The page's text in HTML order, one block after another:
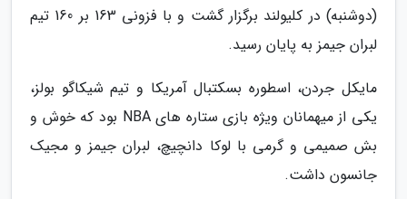
(دوشنبه) در کلیولند برگزار گشت و با فزونی 163 بر 160 تیم
لبران جیمز به پایان رسید.
مایکل جردن، اسطوره بسکتبال آمریکا و تیم شیکاگو بولز،
یکی از میهمانان ویژه بازی ستاره های NBA بود که خوش و
بش صمیمی و گرمی با لوکا دانچیچ، لبران جیمز و مجیک
جانسون داشت.